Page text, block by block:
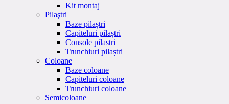
Kit montaj
Pilaştri
Baze pilaștri
Capiteluri pilaștri
Console pilastri
Trunchiuri pilaștri
Coloane
Baze coloane
Capiteluri coloane
Trunchiuri coloane
Semicoloane